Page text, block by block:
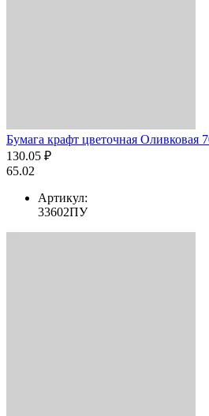
Бумага крафт цветочная Оливковая
130.05 ₽
65.02
Артикул:
33602ПУ